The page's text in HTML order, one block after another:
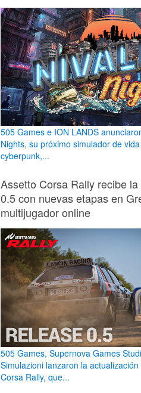
505 Games e ION LANDS
Nights, su próximo simulador de
cyberpunk,...
Assetto Corsa Rally recibe
0.5 con nuevas etapas en
multijugador online
505 Games, Supernova Games
Simulazioni lanzaron la
Corsa Rally, que...